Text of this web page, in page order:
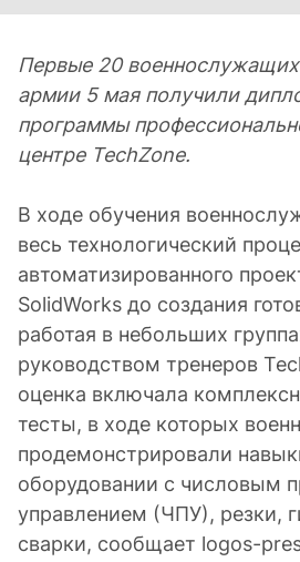
Первые 20
армии 5 мая получили
программы
центре TechZone.
В ходе обучения
весь технологический
автоматизированного
SolidWorks до создания
работая в небольших
руководством тренеров
оценка включала
тесты, в ходе которых
продемонстрировали
оборудовании с числовым
управлением (ЧПУ), резки,
сварки, сообщает logos-